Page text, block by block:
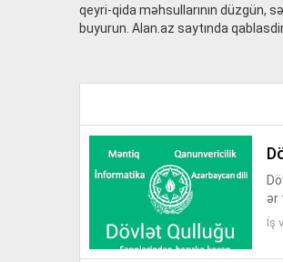
qeyri-qida məhsullarının düzgün,
buyurun. Alan.az saytında
ər
İş